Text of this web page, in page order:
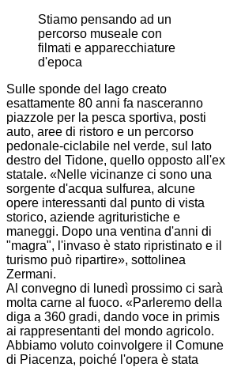
Stiamo pensando ad un
percorso museale con
filmati e apparecchiature
d'epoca
Sulle sponde del lago creato
esattamente 80 anni fa nasceranno
piazzole per la pesca sportiva, posti
auto, aree di ristoro e un percorso
pedonale-ciclabile nel verde, sul lato
destro del Tidone, quello opposto all'ex
statale. «Nelle vicinanze ci sono una
sorgente d'acqua sulfurea, alcune
opere interessanti dal punto di vista
storico, aziende agrituristiche e
maneggi. Dopo una ventina d'anni di
"magra", l'invaso è stato ripristinato e il
turismo può ripartire», sottolinea
Zermani.
Al convegno di lunedì prossimo ci sarà
molta carne al fuoco. «Parleremo della
diga a 360 gradi, dando voce in primis
ai rappresentanti del mondo agricolo.
Abbiamo voluto coinvolgere il Comune
di Piacenza, poiché l'opera è stata